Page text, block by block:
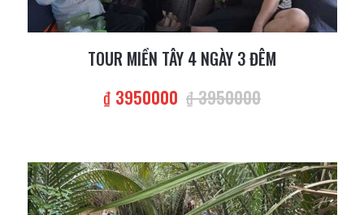
TOUR MIỀN TÂY 4 NGÀY 3 ĐÊM
₫ 3950000 ₫ 3950000